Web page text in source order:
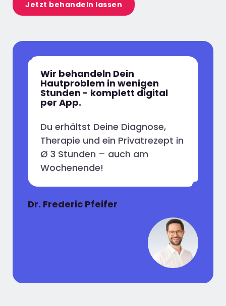
Wir behandeln Dein
Hautproblem in wenigen
Stunden - komplett digital
per App.
Du erhältst Deine Diagnose,
Therapie und ein Privatrezept in
Ø 3 Stunden – auch am
Wochenende!
Dr. Frederic Pfeifer
Jetzt behandeln lassen